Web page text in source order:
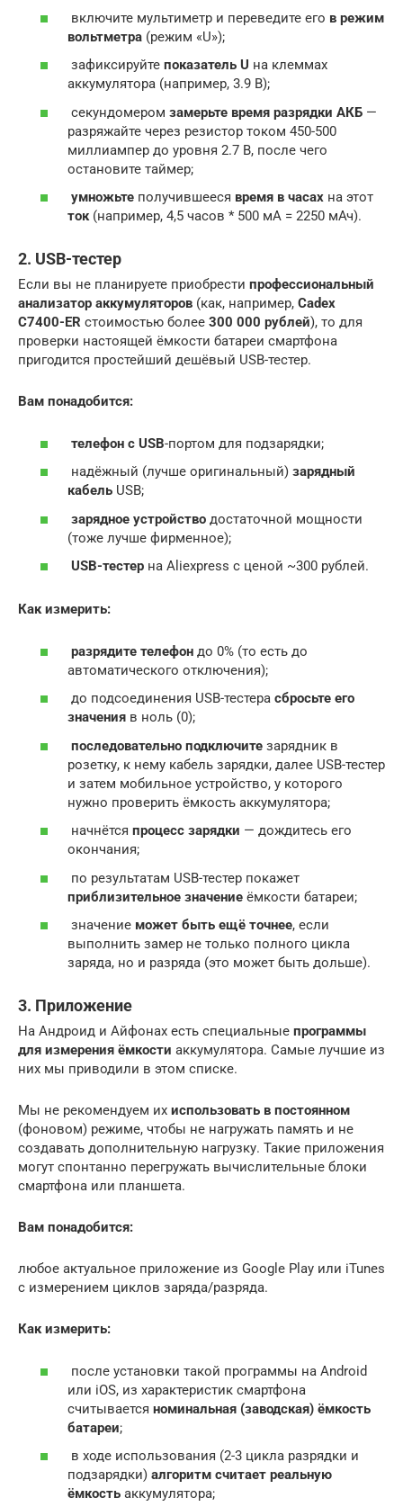
включите мультиметр и переведите его в режим
вольтметра (режим «U»);
зафиксируйте показатель U на клеммах
аккумулятора (например, 3.9 В);
секундомером замерьте время разрядки АКБ —
разряжайте через резистор током 450-500
миллиампер до уровня 2.7 В, после чего
остановите таймер;
умножьте получившееся время в часах на этот
ток(например, 4,5 часов * 500 мА = 2250 мАч).
2. USB-тестер
Если вы не планируете приобрести профессиональный
анализатор аккумуляторов (как, например, Cadex
C7400-ER стоимостью более 300 000 рублей), то для
проверки настоящей ёмкости батареи смартфона
пригодится простейший дешёвый USB-тестер.
Вам понадобится:
телефон с USB-портом для подзарядки;
надёжный (лучше оригинальный) зарядный
кабель USB;
зарядное устройство достаточной мощности
(тоже лучше фирменное);
USB-тестер на Aliexpress с ценой ~300 рублей.
Как измерить:
разрядите телефон до 0% (то есть до
автоматического отключения);
до подсоединения USB-тестера сбросьте его
значения в ноль (0);
последовательно подключите зарядник в
розетку, к нему кабель зарядки, далее USB-тестер
и затем мобильное устройство, у которого
нужно проверить ёмкость аккумулятора;
начнётся процесс зарядки — дождитесь его
окончания;
по результатам USB-тестер покажет
приблизительное значение ёмкости батареи;
значение может быть ещё точнее, если
выполнить замер не только полного цикла
заряда, но и разряда (это может быть дольше).
3. Приложение
На Андроид и Айфонах есть специальные программы
для измерения ёмкости аккумулятора. Самые лучшие из
них мы приводили в этом списке.
Мы не рекомендуем их использовать в постоянном
(фоновом) режиме, чтобы не нагружать память и не
создавать дополнительную нагрузку. Такие приложения
могут спонтанно перегружать вычислительные блоки
смартфона или планшета.
Вам понадобится:
любое актуальное приложение из Google Play или iTunes
с измерением циклов заряда/разряда.
Как измерить:
после установки такой программы на Android
или iOS, из характеристик смартфона
считывается номинальная (заводская) ёмкость
батареи;
в ходе использования (2-3 цикла разрядки и
подзарядки) алгоритм считает реальную
ёмкость аккумулятора;